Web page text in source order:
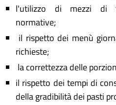
l'utilizzo di mezzi di
normative;
il rispetto dei menù
richieste;
la correttezza delle
il rispetto dei tempi di
della gradibilità dei pasti